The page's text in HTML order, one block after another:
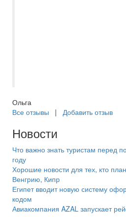
Ольга
Все отзывы | Добавить отзыв
Новости
Что важно знать туристам перед
году
Хорошие новости для тех, кто
Венгрию, Кипр
Египет вводит новую систему
кодом
Авиакомпания AZAL запускает